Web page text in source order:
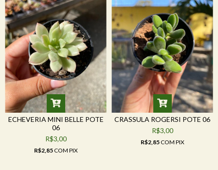
ECHEVERIA MINI BELLE POTE
06
R$3,00
R$2,85COM PIX
CRASSULA ROGERSI POTE 06
R$3,00
R$2,85COM PIX